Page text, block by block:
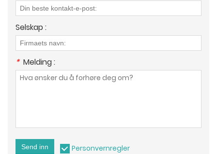
Selskap :
* Melding :
Send inn Personvernregler